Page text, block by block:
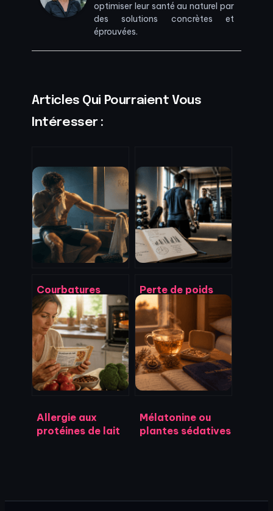
optimiser leur santé au naturel par
des solutions concrètes et
éprouvées.
Articles Qui Pourraient Vous
Intéresser :
Courbatures
après le sport : 3
stratégies pour
stopper la
douleur et
accélérer la
récupération
Perte de poids
homme :
comprendre les
risques du tour de
taille et agir
efficacement
Allergie aux
protéines de lait
Mélatonine ou
plantes sédatives